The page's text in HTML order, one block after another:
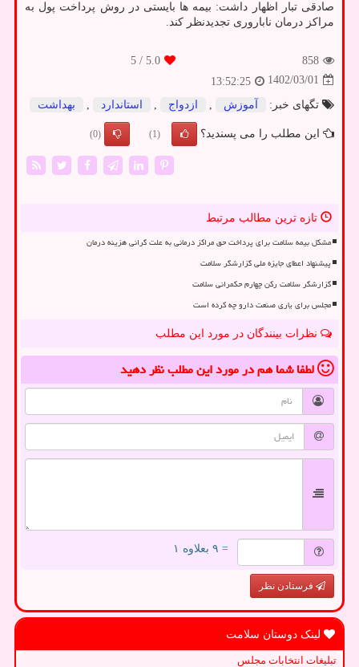
صادقی تبار اظهار داشت: بیمه ها بایستی در روش پرداخت پول به
مراکز درمان ناباروری تجدیدنظر کند.
858
5.0
/ 5
1402/03/01
13:52:25
تگهای خبر:
آموزش ازدواج استاندارد بهداشت
این مطلب را می پسندید؟ (1)
(0)
تازه ترین مطالب مرتبط
مشکل بیمه سلامت برای پرداخت حق مراکز درمانی به علت گرانی هزینه درمان
پیشنهاد اعطای جایزه ملی گزارشگر سلامت
گزارشگر سلامت رکن چهارم حکمرانی سلامت
مجلس برای یاری صنعت دارو چه کرده است
نظرات بینندگان در مورد این مطلب
لطفا شما همدر مورد این مطلبنظر دهید
= ۹ بعلاوه ۱
فرستادن نظر
لینک دوستان سلامت
تبلیغات انتخابات مجلس